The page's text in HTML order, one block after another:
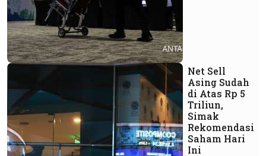
Net Sell
Asing Sudah
di Atas Rp 5
Triliun,
Simak
Rekomendasi
Saham Hari
Ini